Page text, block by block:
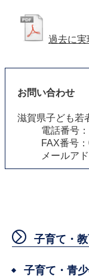
過去に実
お問い合わせ
滋賀県子ども若
電話番号
FAX番号
メールア
子育て・
子育て・青